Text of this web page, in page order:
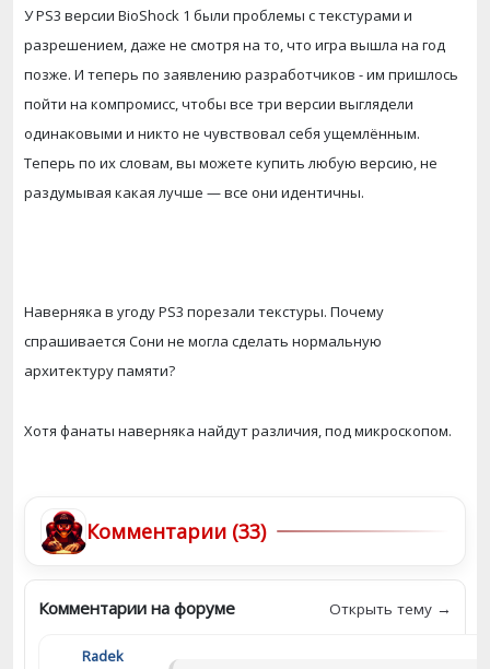
У PS3 версии BioShock 1 были проблемы с текстурами и
разрешением, даже не смотря на то, что игра вышла на год
позже. И теперь по заявлению разработчиков - им пришлось
пойти на компромисс, чтобы все три версии выглядели
одинаковыми и никто не чувствовал себя ущемлённым.
Теперь по их словам, вы можете купить любую версию, не
раздумывая какая лучше — все они идентичны.
Наверняка в угоду PS3 порезали текстуры. Почему
спрашивается Сони не могла сделать нормальную
архитектуру памяти?
Хотя фанаты наверняка найдут различия, под микроскопом.
Комментарии (33)
Комментарии на форуме Открыть тему →
Radek